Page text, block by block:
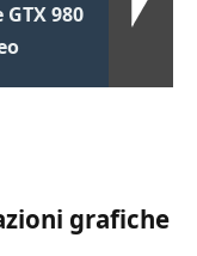
980
grafiche